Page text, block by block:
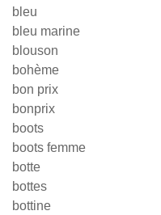
bleu
bleu marine
blouson
bohème
bon prix
bonprix
boots
boots femme
botte
bottes
bottine